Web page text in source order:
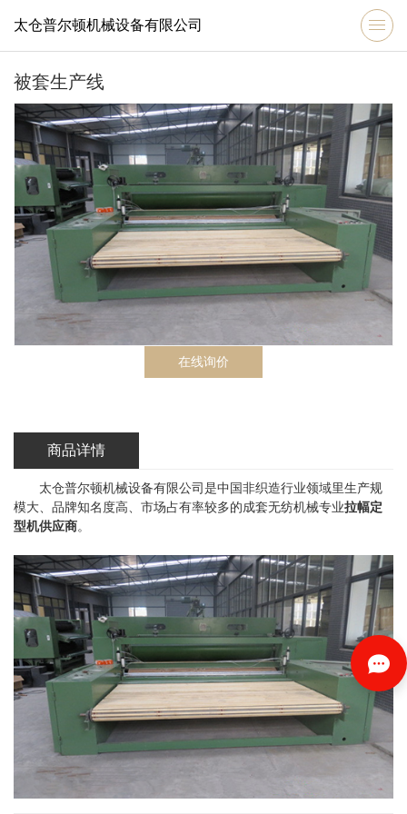
太仓普尔顿机械设备有限公司
被套生产线
在线询价
商品详情
太仓普尔顿机械设备有限公司是中国非织造行业领域里生产规
模大、品牌知名度高、市场占有率较多的成套无纺机械专业拉幅定
型机供应商。